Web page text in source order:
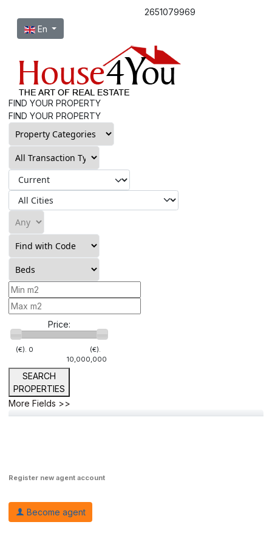
2651079969
Select your language
En
FIND YOUR PROPERTY
FIND YOUR PROPERTY
Price:
(€). 0
(€).
10,000,000
SEARCH
PROPERTIES
More Fields >>
Register new agent account
Become agent